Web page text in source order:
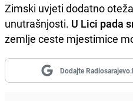
Zimski uvjeti dodatno
unutrašnjosti. U Lici pada
zemlje ceste mjestimice
Dodajte